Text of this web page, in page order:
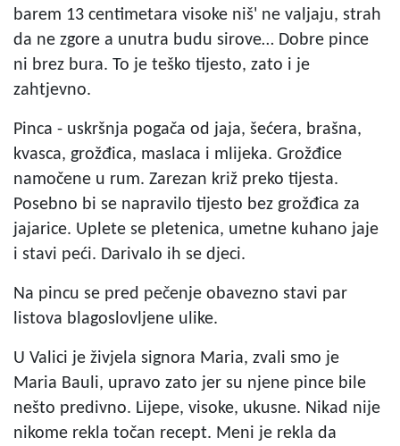
barem 13 centimetara visoke niš' ne valjaju, strah
da ne zgore a unutra budu sirove… Dobre pince
ni brez bura. To je teško tijesto, zato i je
zahtjevno.
Pinca - uskršnja pogača od jaja, šećera, brašna,
kvasca, grožđica, maslaca i mlijeka. Grožđice
namočene u rum. Zarezan križ preko tijesta.
Posebno bi se napravilo tijesto bez grožđica za
jajarice. Uplete se pletenica, umetne kuhano jaje
i stavi peći. Darivalo ih se djeci.
Na pincu se pred pečenje obavezno stavi par
listova blagoslovljene ulike.
U Valici je živjela signora Maria, zvali smo je
Maria Bauli, upravo zato jer su njene pince bile
nešto predivno. Lijepe, visoke, ukusne. Nikad nije
nikome rekla točan recept. Meni je rekla da